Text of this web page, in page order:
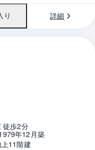
り 詳細
間取り
徒歩2分
年12月築
11階建